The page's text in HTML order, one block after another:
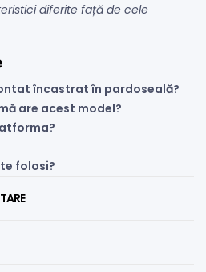
diferite față de cele
încastrat în pardoseală?
are acest model?
folosi?